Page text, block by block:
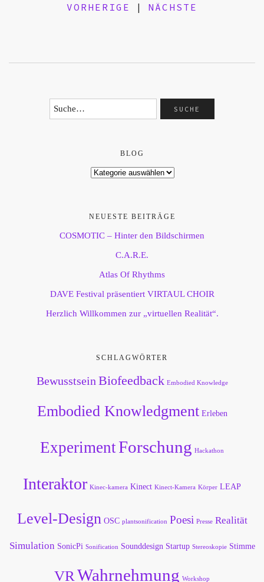
VORHERIGE | NÄCHSTE
BLOG
NEUESTE BEITRÄGE
COSMOTIC – Hinter den Bildschirmen
C.A.R.E.
Atlas Of Rhythms
DAVE Festival präsentiert VIRTAUL CHOIR
Herzlich Willkommen zur „virtuellen Realität“.
SCHLAGWÖRTER
Bewusstsein Biofeedback Embodied Knowledge
Embodied Knowledgment Erleben
ExperimentForschung Hackathon
Interaktor Kinec-kamera Kinect Kinect-Kamera Körper LEAP
Level-Design OSC plantsonification Poesi Presse Realität
Simulation SonicPi Sonification Sounddesign Startup Stereoskopie Stimme
VR Wahrnehmung Workshop